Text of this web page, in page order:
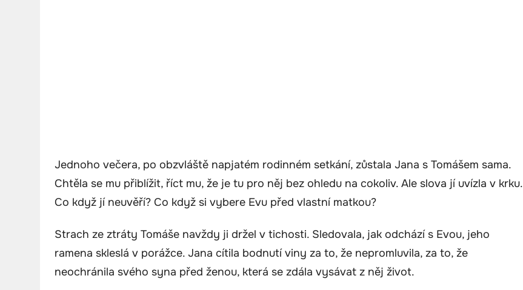
Jednoho večera, po obzvláště napjatém rodinném setkání, zůstala Jana s Tomášem sama.
Chtěla se mu přiblížit, říct mu, že je tu pro něj bez ohledu na cokoliv. Ale slova jí uvízla v krku.
Co když jí neuvěří? Co když si vybere Evu před vlastní matkou?
Strach ze ztráty Tomáše navždy ji držel v tichosti. Sledovala, jak odchází s Evou, jeho
ramena skleslá v porážce. Jana cítila bodnutí viny za to, že nepromluvila, za to, že
neochránila svého syna před ženou, která se zdála vysávat z něj život.